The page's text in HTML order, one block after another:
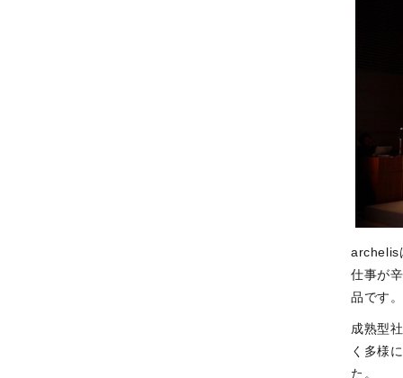
archelis
仕事が
品です。
成熟型
く多様
た。